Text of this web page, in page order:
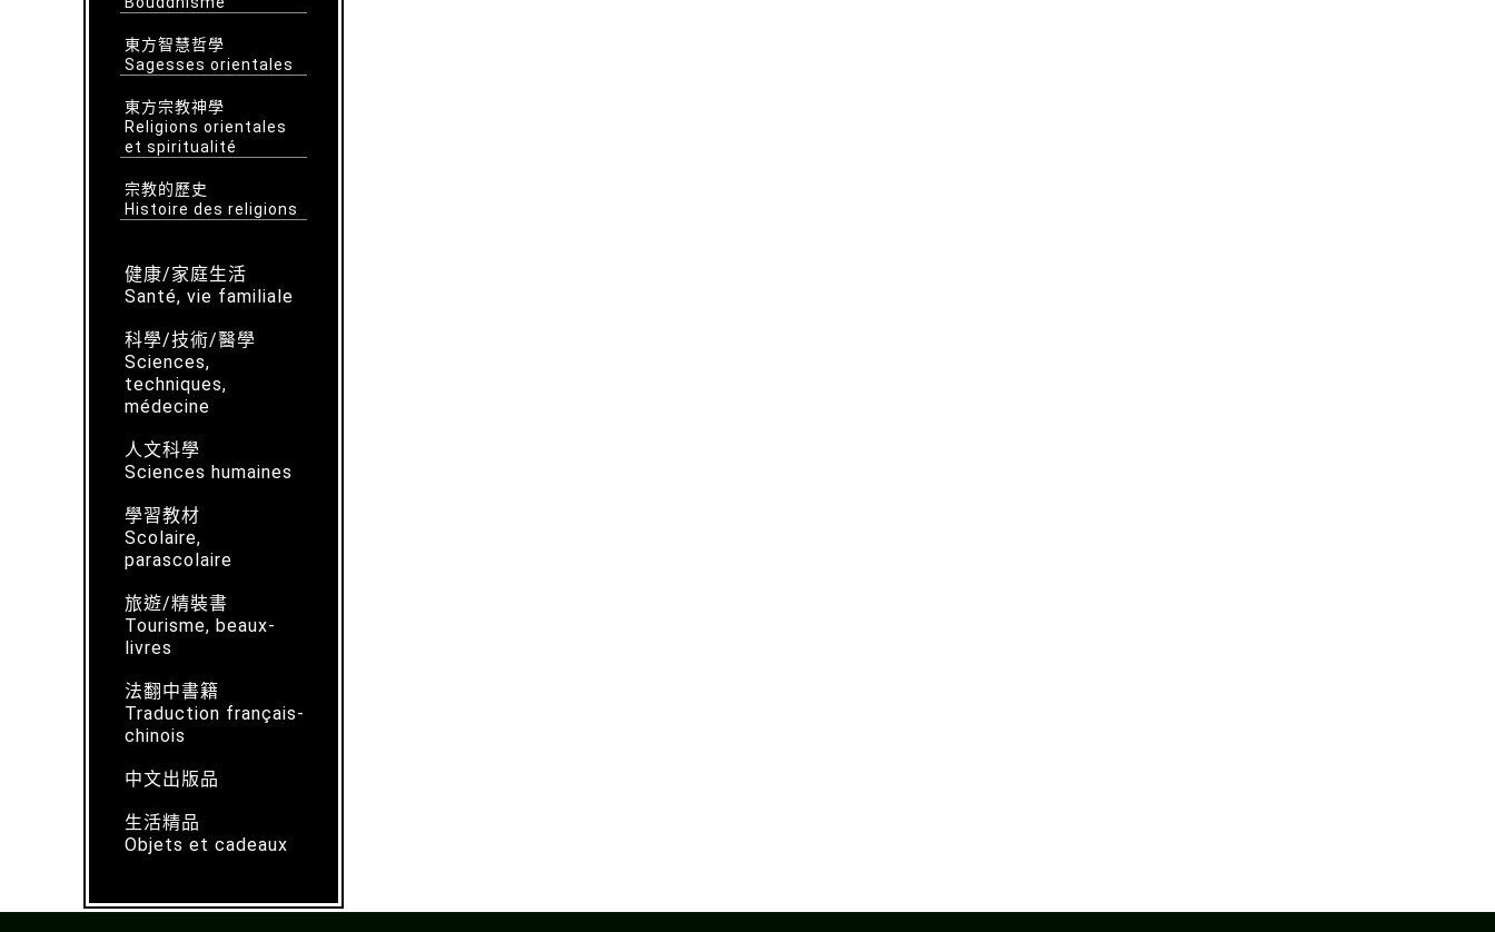
東方智慧哲學
Sagesses orientales
東方宗教神學
Religions orientales
et spiritualité
宗教的歷史
Histoire des religions
健康/家庭生活
Santé, vie familiale
科學/技術/醫學
Sciences,
techniques,
médecine
人文科學
Sciences humaines
學習教材
Scolaire,
parascolaire
旅遊/精裝書
Tourisme, beaux-
livres
法翻中書籍
Traduction français-
chinois
中文出版品
生活精品
Objets et cadeaux